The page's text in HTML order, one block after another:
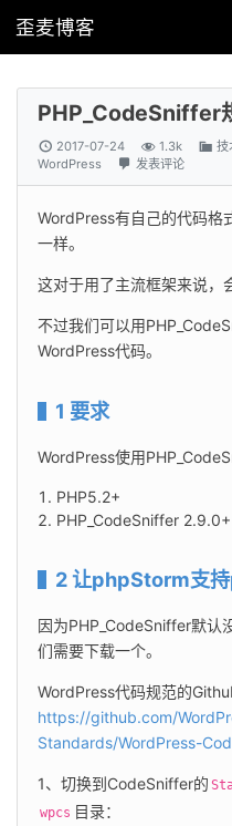
歪麦博客
PHP_CodeSniffer
2017-07-24 1.3k 技
WordPress
发表评论
WordPress有自己的代码格
一样。
这对于用了主流框架来说，
不过我们可以用
WordPress代码。
1 要求
WordPress使用
PHP5.2+
PHP_CodeSniffer 2.9.0+
2 让phpStorm支
因为PHP_CodeSniffer默认
们需要下载一个。
WordPress代码规范的
https://github.com/
Standards/WordPress-
1、切换到CodeSniffer的
wpcs 目录：